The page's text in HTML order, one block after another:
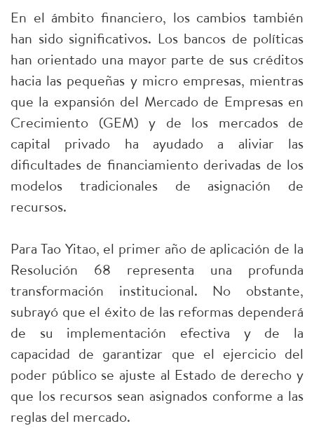
En el ámbito financiero, los cambios también
han sido significativos. Los bancos de políticas
han orientado una mayor parte de sus créditos
hacia las pequeñas y micro empresas, mientras
que la expansión del Mercado de Empresas en
Crecimiento (GEM) y de los mercados de
capital privado ha ayudado a aliviar las
dificultades de financiamiento derivadas de los
modelos tradicionales de asignación de
recursos.
Para Tao Yitao, el primer año de aplicación de la
Resolución 68 representa una profunda
transformación institucional. No obstante,
subrayó que el éxito de las reformas dependerá
de su implementación efectiva y de la
capacidad de garantizar que el ejercicio del
poder público se ajuste al Estado de derecho y
que los recursos sean asignados conforme a las
reglas del mercado.